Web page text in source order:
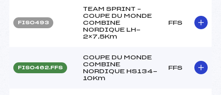
FIS0493
TEAM SPRINT –
COUPE DU MONDE
COMBINE
NORDIQUE LH-
2×7.5Km
FFS
FIS0462.FFS
COUPE DU MONDE
COMBINE
NORDIQUE HS134-
10Km
FFS